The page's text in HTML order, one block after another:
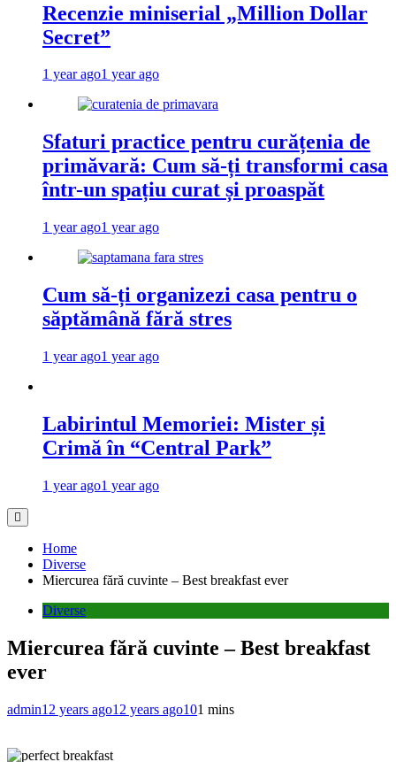
Recenzie miniserial „Million Dollar
Secret”
1 year ago1 year ago
Sfaturi practice pentru curățenia de
primăvară: Cum să-ți transformi casa
într-un spațiu curat și proaspăt
1 year ago1 year ago
Cum să-ți organizezi casa pentru o
săptămână fără stres
1 year ago1 year ago
Labirintul Memoriei: Mister și
Crimă în “Central Park”
1 year ago1 year ago
Home
Diverse
Miercurea fără cuvinte – Best breakfast ever
Diverse
Miercurea fără cuvinte – Best breakfast
ever
admin12 years ago12 years ago101 mins